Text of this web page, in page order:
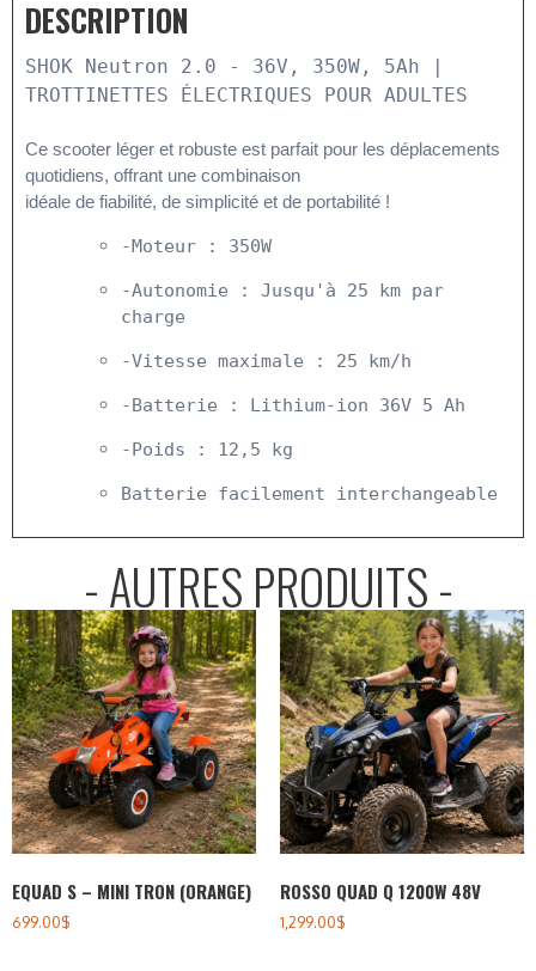
DESCRIPTION
SHOK Neutron 2.0 - 36V, 350W, 5Ah |
TROTTINETTES ÉLECTRIQUES POUR ADULTES
Ce scooter léger et robuste est parfait pour les déplacements
quotidiens, offrant une combinaison
idéale de fiabilité, de simplicité et de portabilité !
-Moteur : 350W
-Autonomie : Jusqu'à 25 km par
charge
-Vitesse maximale : 25 km/h
-Batterie : Lithium-ion 36V 5 Ah
-Poids : 12,5 kg
Batterie facilement interchangeable
- AUTRES PRODUITS -
EQUAD S – MINI TRON (ORANGE)
699.00$
ROSSO QUAD Q 1200W 48V
1,299.00$